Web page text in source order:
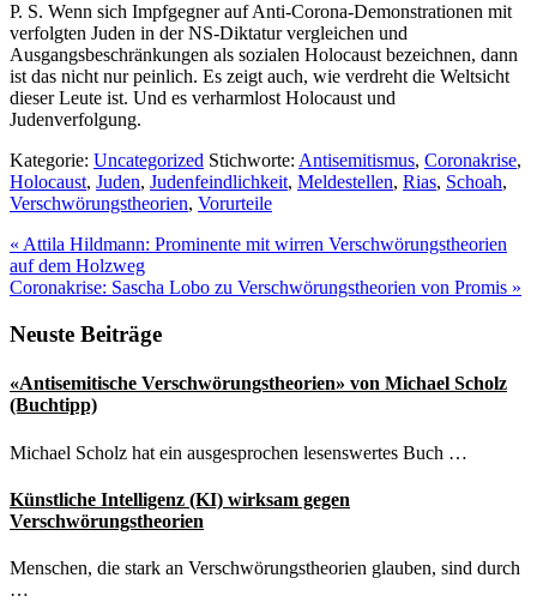
P. S. Wenn sich Impfgegner auf Anti-Corona-Demonstrationen mit
verfolgten Juden in der NS-Diktatur vergleichen und
Ausgangsbeschränkungen als sozialen Holocaust bezeichnen, dann
ist das nicht nur peinlich. Es zeigt auch, wie verdreht die Weltsicht
dieser Leute ist. Und es verharmlost Holocaust und
Judenverfolgung.
Kategorie: Uncategorized Stichworte: Antisemitismus, Coronakrise,
Holocaust, Juden, Judenfeindlichkeit, Meldestellen, Rias, Schoah,
Verschwörungstheorien, Vorurteile
Vorheriger
Beitrag:
« Attila Hildmann: Prominente mit wirren Verschwörungstheorien
auf dem Holzweg
Nächster
Coronakrise: Sascha Lobo zu Verschwörungstheorien von Promis »
Seitenspalte
Neuste Beiträge
«Antisemitische Verschwörungstheorien» von Michael Scholz
(Buchtipp)
Michael Scholz hat ein ausgesprochen lesenswertes Buch …
Künstliche Intelligenz (KI) wirksam gegen
Verschwörungstheorien
Menschen, die stark an Verschwörungstheorien glauben, sind durch
…